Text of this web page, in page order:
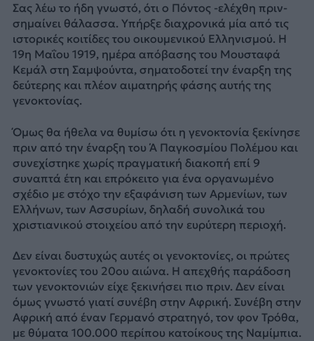
Σας λέω το ήδη γνωστό, ότι ο Πόντος -ελέχθη πριν-
σημαίνει θάλασσα. Υπήρξε διαχρονικά μία από τις
ιστορικές κοιτίδες του οικουμενικού Ελληνισμού. Η
19η Μαΐου 1919, ημέρα απόβασης του Μουσταφά
Κεμάλ στη Σαμψούντα, σηματοδοτεί την έναρξη της
δεύτερης και πλέον αιματηρής φάσης αυτής της
γενοκτονίας.
Όμως θα ήθελα να θυμίσω ότι η γενοκτονία ξεκίνησε
πριν από την έναρξη του Ά Παγκοσμίου Πολέμου και
συνεχίστηκε χωρίς πραγματική διακοπή επί 9
συναπτά έτη και επρόκειτο για ένα οργανωμένο
σχέδιο με στόχο την εξαφάνιση των Αρμενίων, των
Ελλήνων, των Ασσυρίων, δηλαδή συνολικά του
χριστιανικού στοιχείου από την ευρύτερη περιοχή.
Δεν είναι δυστυχώς αυτές οι γενοκτονίες, οι πρώτες
γενοκτονίες του 20ου αιώνα. Η απεχθής παράδοση
των γενοκτονιών είχε ξεκινήσει πιο πριν. Δεν είναι
όμως γνωστό γιατί συνέβη στην Αφρική. Συνέβη στην
Αφρική από έναν Γερμανό στρατηγό, τον φον Τρόθα,
με θύματα 100.000 περίπου κατοίκους της Ναμίμπια.